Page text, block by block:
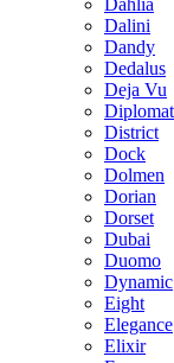
Dahlia
Dalini
Dandy
Dedalus
Deja Vu
District
Dock
Dolmen
Dorian
Dorset
Dubai
Duomo
Dynamic
Eight
Elegance
Elixir